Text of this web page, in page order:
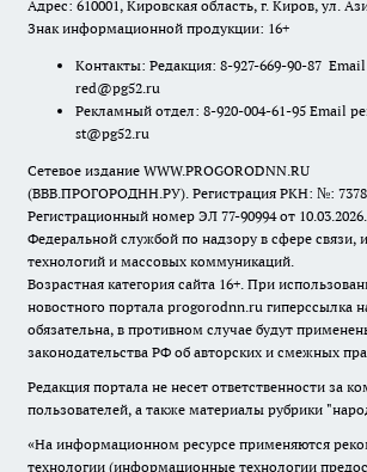
Адрес: 610001, Кировская область, г. Киров, ул.
Знак информационной продукции: 16+
Контакты: Редакция: 8-927-669-90-87
red@pg52.ru
Рекламный отдел: 8-920-004-61-95 Email
st@pg52.ru
Сетевое издание WWW.PROGORODNN.RU
(ВВВ.ПРОГОРОДНН.РУ). Регистрация РКН: №:
Регистрационный номер ЭЛ 77-90994 от
Федеральной службой по надзору в сфере
технологий и массовых коммуникаций.
Возрастная категория сайта 16+. При
новостного портала progorodnn.ru гиперссылка
обязательна, в противном случае будут
законодательства РФ об авторских и смежных
Редакция портала не несет ответственности за
пользователей, а также материалы рубрики
«На информационном ресурсе применяются
технологии (информационные технологии